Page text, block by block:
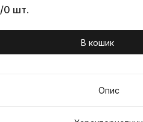
/0 шт.
В кошик
Опис